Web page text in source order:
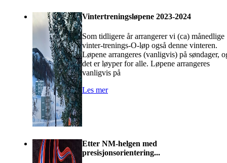
Vintertreningsløpene 2023-2024
Som tidligere år arrangerer vi (ca) månedlige
vinter-trenings-O-løp også denne vinteren.
Løpene arrangeres (vanligvis) på søndager,
det er løyper for alle. Løpene arrangeres
vanligvis på
Les mer
Etter NM-helgen med
presisjonsorientering...